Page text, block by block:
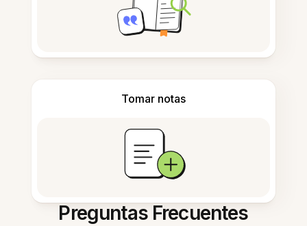
Tomar notas
Preguntas Frecuentes